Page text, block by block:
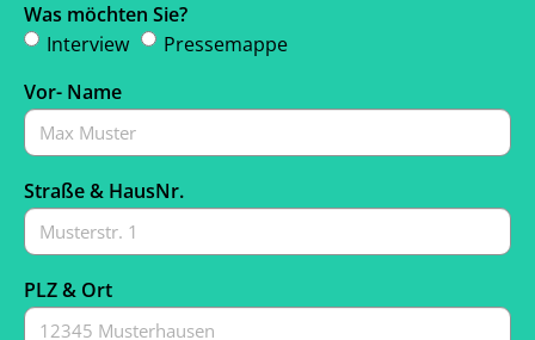
Was möchten Sie?
Interview
Pressemappe
Vor- Name
Straße & HausNr.
PLZ & Ort